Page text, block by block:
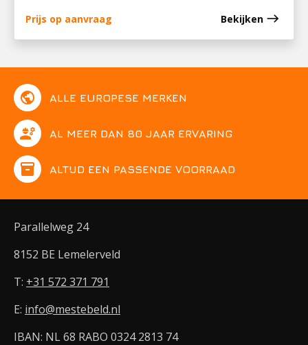
Prijs op aanvraag Bekijken east
public ALLE EUROPESE MERKEN
engineering AL MEER DAN 80 JAAR ERVARING
inventory ALTIJD EEN PASSENDE VOORRAAD
Parallelweg 24
8152 BE Lemelerveld
T: +31 572 371 791
E: info@mestebeld.nl
IBAN: NL 68 RABO 0324 2813 74